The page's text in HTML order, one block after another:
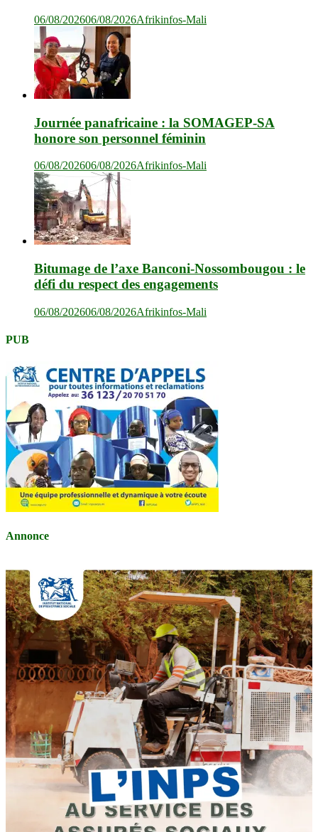
06/08/202606/08/2026Afrikinfos-Mali
Journée panafricaine : la SOMAGEP-SA
honore son personnel féminin
06/08/202606/08/2026Afrikinfos-Mali
Bitumage de l’axe Banconi-Nossombougou : le
défi du respect des engagements
06/08/202606/08/2026Afrikinfos-Mali
PUB
Annonce